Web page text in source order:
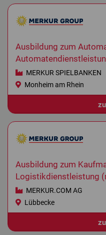
Ausbildung zum
MERKUR SPIELBANKEN
Monheim am Rhein
Ausbildung zum
Logistikdienstleistung
MERKUR.COM AG
Lübbecke